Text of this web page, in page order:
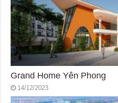
Grand Home Yên Phong
14/12/2023